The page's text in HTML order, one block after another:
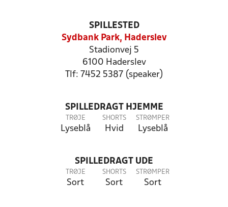
SPILLESTED
Sydbank Park, Haderslev
Stadionvej 5
6100 Haderslev
Tlf: 7452 5387 (speaker)
SPILLEDRAGT HJEMME
TRØJE
Lyseblå
SHORTS
Hvid
STRØMPER
Lyseblå
SPILLEDRAGT UDE
TRØJE
Sort
SHORTS
Sort
STRØMPER
Sort